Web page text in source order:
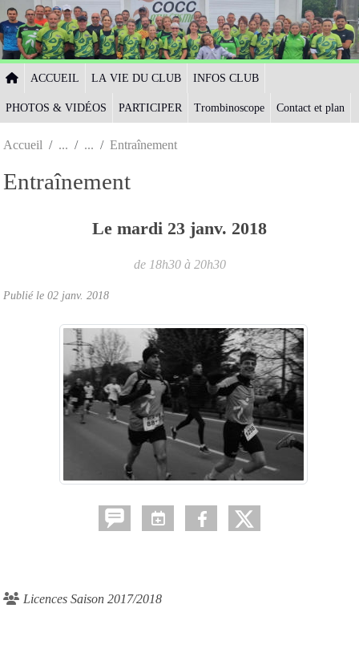
ACCUEIL LA VIE DU CLUB INFOS CLUB
PHOTOS & VIDÉOS PARTICIPER Trombinoscope Contact et plan
Accueil Entraînement
Entraînement
Le mardi 23 janv. 2018
de 18h30 à 20h30
Publié le 02 janv. 2018
Licences Saison 2017/2018
Panneau de gestion des cookies